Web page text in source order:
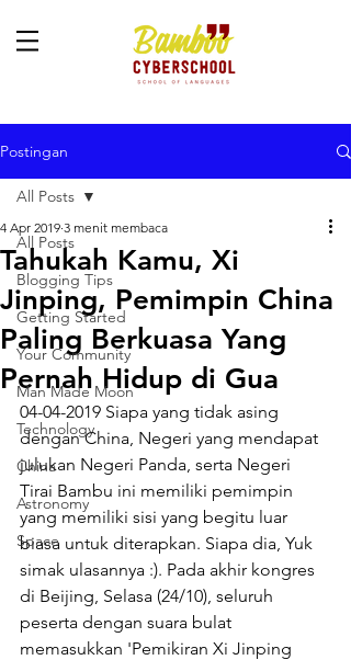
Postingan
All Posts
Blogging Tips
Getting Started
Your Community
Man Made Moon
Technology
China
Astronomy
Space
All Posts
Tahukah Kamu, Xi
Jinping, Pemimpin China
Paling Berkuasa Yang
Pernah Hidup di Gua
4 Apr 2019 3 menit membaca
04-04-2019 Siapa yang tidak asing
dengan China, Negeri yang mendapat
julukan Negeri Panda, serta Negeri
Tirai Bambu ini memiliki pemimpin
yang memiliki sisi yang begitu luar
biasa untuk diterapkan. Siapa dia, Yuk
simak ulasannya :). Pada akhir kongres
di Beijing, Selasa (24/10), seluruh
peserta dengan suara bulat
memasukkan 'Pemikiran Xi Jinping